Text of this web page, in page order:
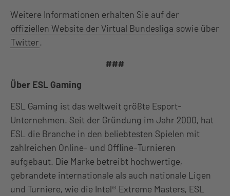
Weitere Informationen erhalten Sie auf der
offiziellen Website der Virtual Bundesliga sowie über
Twitter.
###
Über ESL Gaming
ESL Gaming ist das weltweit größte Esport-
Unternehmen. Seit der Gründung im Jahr 2000, hat
ESL die Branche in den beliebtesten Spielen mit
zahlreichen Online- und Offline-Turnieren
aufgebaut. Die Marke betreibt hochwertige,
gebrandete internationale als auch nationale Ligen
und Turniere, wie die Intel® Extreme Masters, ESL